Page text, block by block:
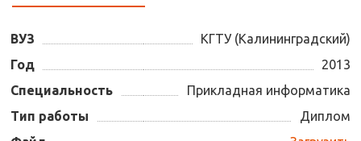
ВУЗ
КГТУ (Калининградский)
Год
2013
Специальность
Прикладная информатика
Тип работы
Диплом